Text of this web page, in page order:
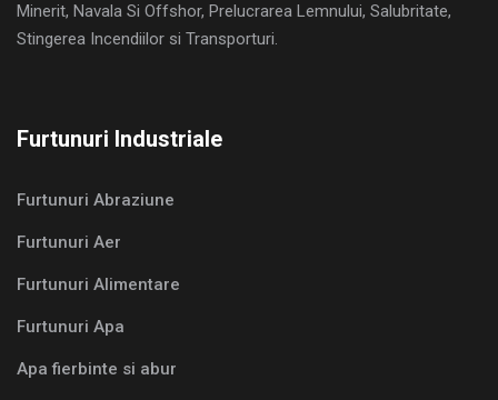
Minerit, Navala Si Offshor, Prelucrarea Lemnului, Salubritate,
Stingerea Incendiilor si Transporturi.
Furtunuri Industriale
Furtunuri Abraziune
Furtunuri Aer
Furtunuri Alimentare
Furtunuri Apa
Apa fierbinte si abur